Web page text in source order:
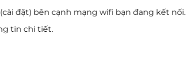
đặt) bên cạnh mạng wifi bạn đang kết nối.
tin chi tiết.